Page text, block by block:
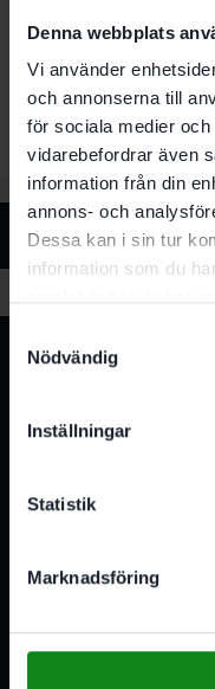
Denna webbplats
Vi använder
och annonserna till
för sociala medier
vidarebefordrar även
information från din
annons- och
Dessa kan i sin tur
information som du
Nödvändig
Inställningar
Statistik
Marknadsföring
Verktygshuvud med
3A Byggdelen
förbrukningsmaterial.
serviceverkstad i
medarbetare med